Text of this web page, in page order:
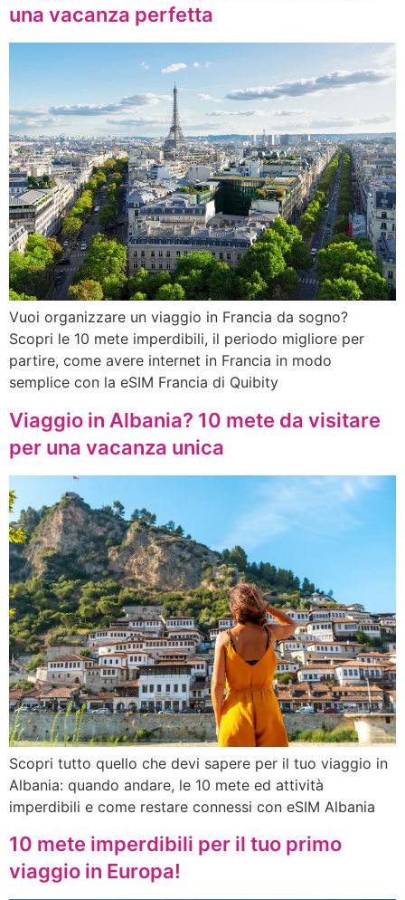
una vacanza perfetta
Vuoi organizzare un viaggio in Francia da sogno?
Scopri le 10 mete imperdibili, il periodo migliore per
partire, come avere internet in Francia in modo
semplice con la eSIM Francia di Quibity
Viaggio in Albania? 10 mete da visitare
per una vacanza unica
Scopri tutto quello che devi sapere per il tuo viaggio in
Albania: quando andare, le 10 mete ed attività
imperdibili e come restare connessi con eSIM Albania
10 mete imperdibili per il tuo primo
viaggio in Europa!